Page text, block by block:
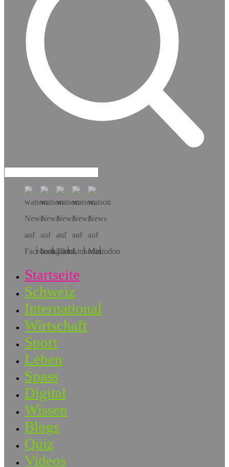
Hol dir die App!
Startseite
Schweiz
International
Wirtschaft
Sport
Leben
Spass
Digital
Wissen
Blogs
Quiz
Videos